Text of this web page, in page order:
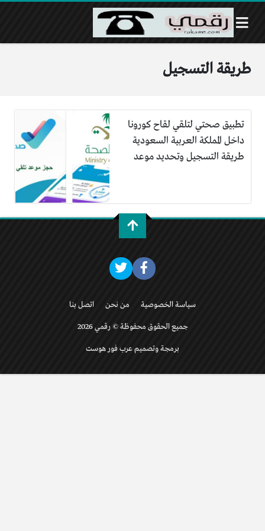
طريقة التسجيل
تطبيق صحتي لتلقي لقاح كورونا
داخل المملكة العربية السعودية
طريقة التسجيل وتحديد موعد
سياسة الخصوصية من نحن اتصل بنا
جميع الحقوق محفوظة © رقمي 2026
برمجة وتصميم عرب فور هوست